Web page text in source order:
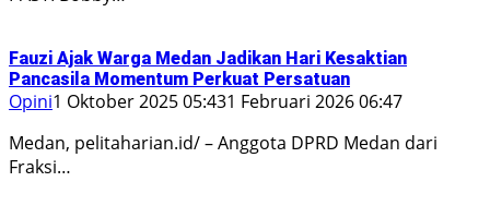
Fauzi Ajak Warga Medan Jadikan Hari Kesaktian
Pancasila Momentum Perkuat Persatuan
Opini1 Oktober 2025 05:431 Februari 2026 06:47
Medan, pelitaharian.id/ – Anggota DPRD Medan dari
Fraksi…